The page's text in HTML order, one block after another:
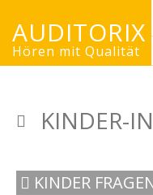
AUDITORIX
Hören mit Qualität
KINDER-
KINDER